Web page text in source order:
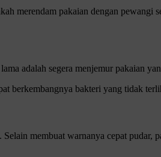
merendam pakaian dengan pewangi
adalah segera menjemur pakaian
berkembangnya bakteri yang tidak
membuat warnanya cepat